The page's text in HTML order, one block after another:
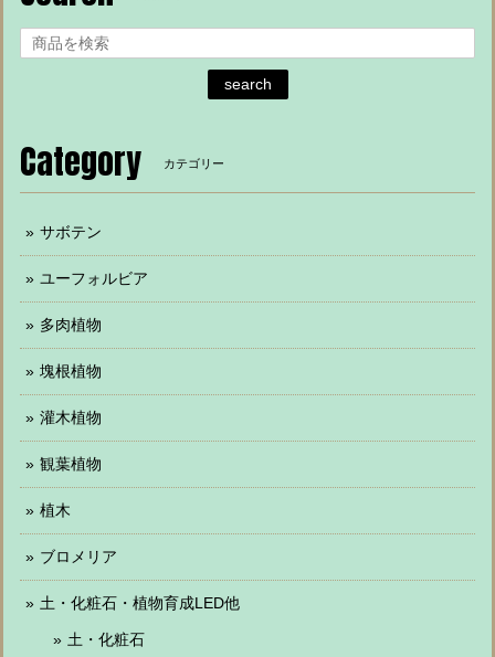
search
Category カテゴリー
サボテン
ユーフォルビア
多肉植物
塊根植物
灌木植物
観葉植物
植木
ブロメリア
土・化粧石・植物育成LED他
土・化粧石